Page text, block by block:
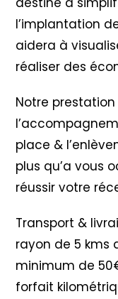
l’implantation
aidera à
réaliser des
Notre
place &
plus qu’a vous
réussir votre
Transport &
rayon de 5 kms
minimum de
forfait